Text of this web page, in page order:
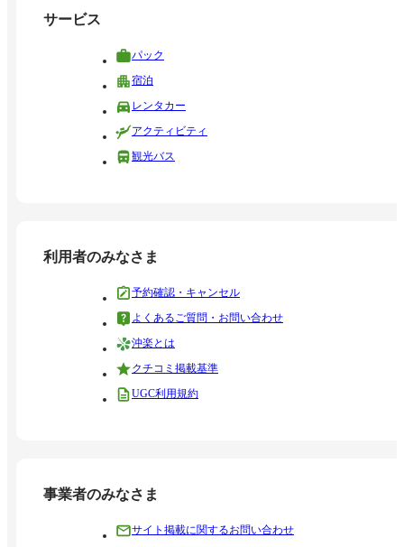
サービス
パック
宿泊
レンタカー
アクティビティ
観光バス
利用者のみなさま
予約確認・キャンセル
よくあるご質問・お問い合わせ
沖楽とは
クチコミ掲載基準
UGC利用規約
事業者のみなさま
サイト掲載に関するお問い合わせ